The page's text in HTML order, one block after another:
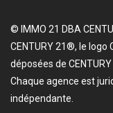
© IMMO 21 DBA
CENTURY 21®, le logo
déposées de
Chaque agence est
indépendante.